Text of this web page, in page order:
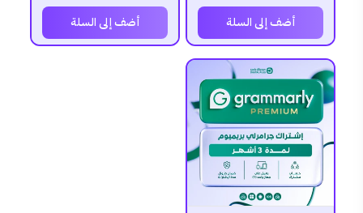
أضف إلى السلة أضف إلى السلة